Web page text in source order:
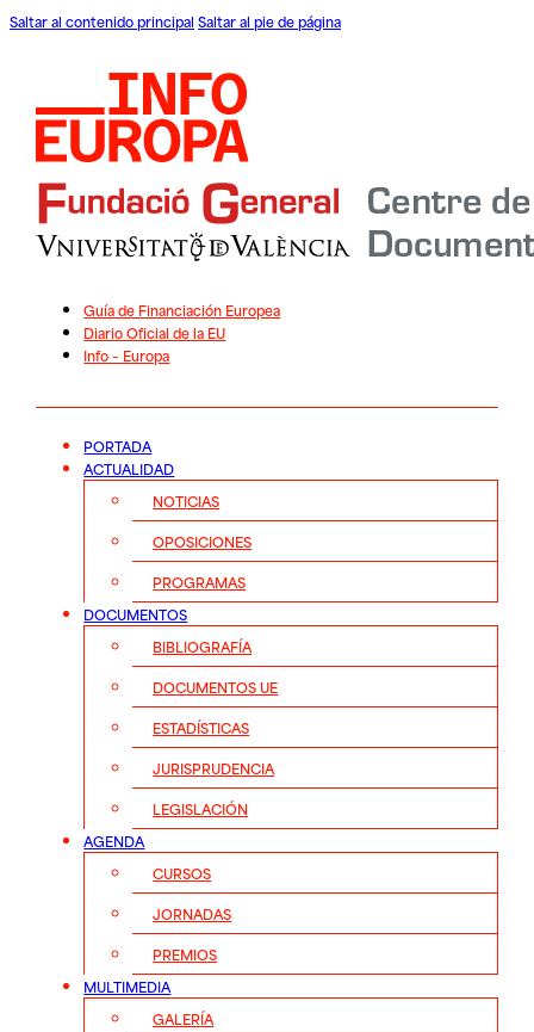
Saltar al contenido principal Saltar al pie de página
Guía de Financiación Europea
Diario Oficial de la EU
Info – Europa
PORTADA
ACTUALIDAD
NOTICIAS
OPOSICIONES
PROGRAMAS
DOCUMENTOS
BIBLIOGRAFÍA
DOCUMENTOS UE
ESTADÍSTICAS
JURISPRUDENCIA
LEGISLACIÓN
AGENDA
CURSOS
JORNADAS
PREMIOS
MULTIMEDIA
GALERÍA